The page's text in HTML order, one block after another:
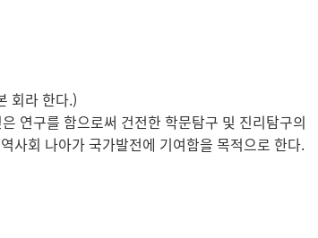
회라 한다.)
연구를 함으로써 건전한 학문탐구 및 진리탐구의
사회 나아가 국가발전에 기여함을 목적으로 한다.